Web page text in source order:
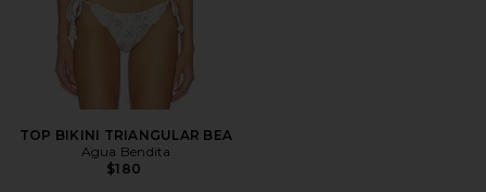
TOP BIKINI TRIANGULAR BEA
Agua Bendita
$180